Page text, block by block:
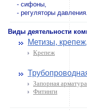
- сифоны,
- регуляторы давления.
Виды деятельности
Метизы,
Крепеж
Запорная арматура
Фитинги